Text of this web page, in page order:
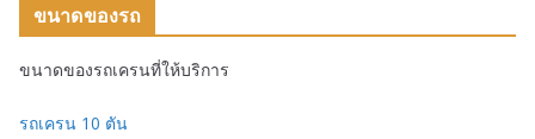
ขนาดของรถ
ขนาดของรถเครนที่ให้บริการ
รถเครน 10 ตัน